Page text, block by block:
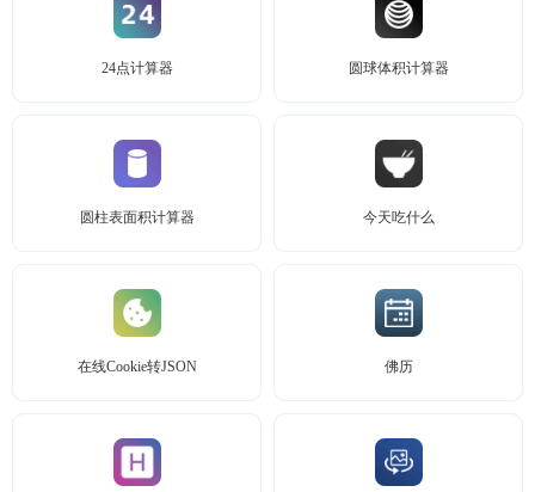
24点计算器 圆球体积计算器
圆柱表面积计算器 今天吃什么
在线Cookie转JSON 佛历